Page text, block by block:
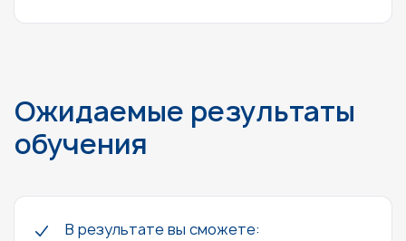
Ожидаемые результаты
обучения
В результате вы сможете: